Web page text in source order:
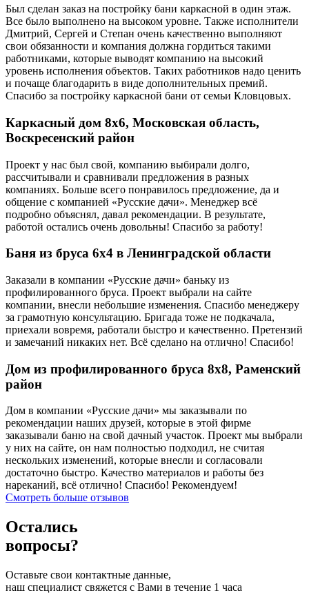
Был сделан заказ на постройку бани каркасной в один этаж.
Все было выполнено на высоком уровне. Также исполнители
Дмитрий, Сергей и Степан очень качественно выполняют
свои обязанности и компания должна гордиться такими
работниками, которые выводят компанию на высокий
уровень исполнения объектов. Таких работников надо ценить
и почаще благодарить в виде дополнительных премий.
Спасибо за постройку каркасной бани от семьи Кловцовых.
Каркасный дом 8х6, Московская область,
Воскресенский район
Проект у нас был свой, компанию выбирали долго,
рассчитывали и сравнивали предложения в разных
компаниях. Больше всего понравилось предложение, да и
общение с компанией «Русские дачи». Менеджер всё
подробно объяснял, давал рекомендации. В результате,
работой остались очень довольны! Спасибо за работу!
Баня из бруса 6х4 в Ленинградской области
Заказали в компании «Русские дачи» баньку из
профилированного бруса. Проект выбрали на сайте
компании, внесли небольшие изменения. Спасибо менеджеру
за грамотную консультацию. Бригада тоже не подкачала,
приехали вовремя, работали быстро и качественно. Претензий
и замечаний никаких нет. Всё сделано на отлично! Спасибо!
Дом из профилированного бруса 8х8, Раменский
район
Дом в компании «Русские дачи» мы заказывали по
рекомендации наших друзей, которые в этой фирме
заказывали баню на свой дачный участок. Проект мы выбрали
у них на сайте, он нам полностью подходил, не считая
нескольких изменений, которые внесли и согласовали
достаточно быстро. Качество материалов и работы без
нареканий, всё отлично! Спасибо! Рекомендуем!
Смотреть больше отзывов
Остались
вопросы?
Оставьте свои контактные данные,
наш специалист свяжется с Вами в течение 1 часа